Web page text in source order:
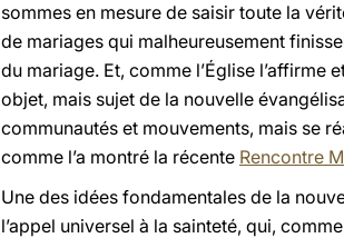
sommes en mesure de saisir toute la
de mariages qui malheureusement
du mariage. Et, comme l’Église
objet, mais sujet de la nouvelle
communautés et mouvements, mais se
comme l’a montré la récente Rencontre
Une des idées fondamentales de la
l’appel universel à la sainteté, qui,